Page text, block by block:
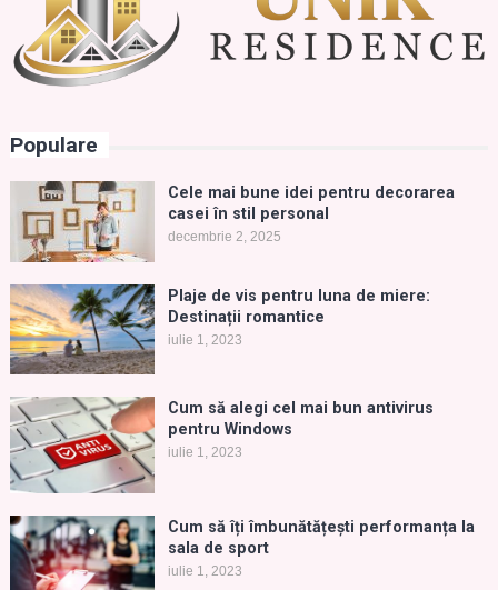
Populare
Cele mai bune idei pentru decorarea
casei în stil personal
decembrie 2, 2025
Plaje de vis pentru luna de miere:
Destinații romantice
iulie 1, 2023
Cum să alegi cel mai bun antivirus
pentru Windows
iulie 1, 2023
Cum să îți îmbunătățești performanța la
sala de sport
iulie 1, 2023